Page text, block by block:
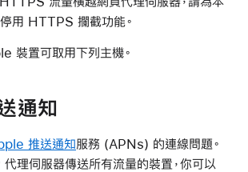
用 HTTPS 攔截功能。
裝置可取用下列主機。
通知
推送通知服務 (APNs) 的連線問題。
理伺服器傳送所有流量的裝置，你可以